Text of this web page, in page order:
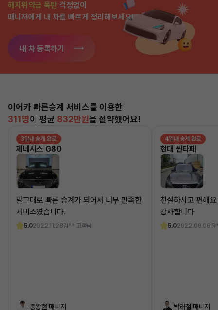
해지위약금 폭탄 걱정없이
매니저에게 내 차를 빠르게 정리해보세요!
내 차 등록하기
이어카 빠른승계 서비스를 이용한
311명이 평균 832만원을 절약했어요!
3일내 승계 완료
제네시스 G80
말그대로 빠른 승계가 되어서 너무 만족한
서비스였습니다.
5.02022.11.28김** 고객님
종왕현 매니저
4일내 승계 완료
현대 싼타페
친절하시고 편해
감사합니다
5.02022.09.06윤
박래철 매니저